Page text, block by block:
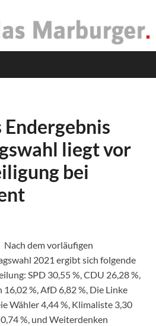
liegt vor
bei
Nach dem vorläufigen
2021 ergibt sich folgende
SPD 30,55 %, CDU 26,28 %,
%, AfD 6,82 %, Die Linke
Wähler 4,44 %, Klimaliste 3,30
%, und Weiterdenken